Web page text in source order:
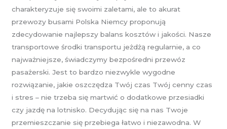
charakteryzuje się swoimi zaletami, ale to akurat
przewozy busami Polska Niemcy proponują
zdecydowanie najlepszy balans kosztów i jakości. Nasze
transportowe środki transportu jeżdżą regularnie, a co
najważniejsze, świadczymy bezpośredni przewóz
pasażerski. Jest to bardzo niezwykle wygodne
rozwiązanie, jakie oszczędza Twój czas Twój cenny czas
i stres – nie trzeba się martwić o dodatkowe przesiadki
czy jazdę na lotnisko. Decydując się na nas Twoje
przemieszczanie się przebiega łatwo i niezawodna. W